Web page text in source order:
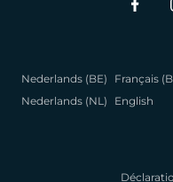
Nederlands (BE) Français
Nederlands (NL)
English